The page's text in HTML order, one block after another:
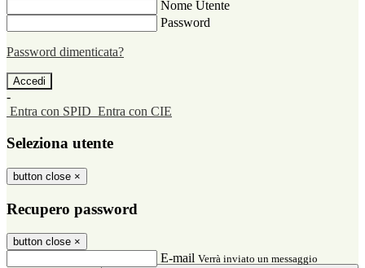
Nome Utente
Password
Password dimenticata?
-
Entra con SPID Entra con CIE
Seleziona utente
button close ×
Recupero password
button close ×
E-mail Verrà inviato un messaggio